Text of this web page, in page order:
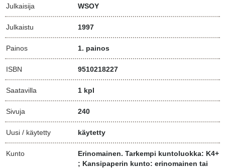
Julkaisija WSOY
Julkaistu 1997
Painos 1. painos
ISBN 9510218227
Saatavilla 1 kpl
Sivuja 240
Uusi / käytetty käytetty
Kunto
Erinomainen. Tarkempi kuntoluokka: K4+
; Kansipaperin kunto: erinomainen tai